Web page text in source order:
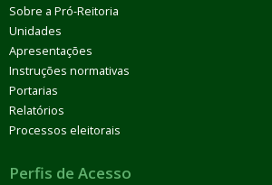
Sobre a Pró-Reitoria
Unidades
Apresentações
Instruções normativas
Portarias
Relatórios
Processos eleitorais
Perfis de Acesso